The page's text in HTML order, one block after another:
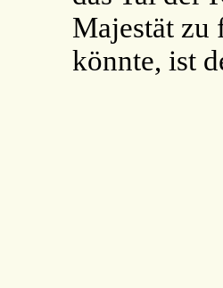
Majestät zu
könnte, ist